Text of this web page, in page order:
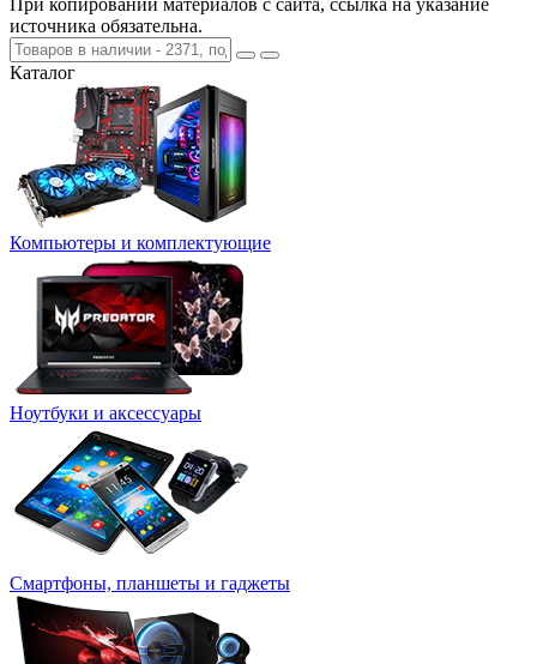
При копировании материалов с сайта, ссылка на указание
источника обязательна.
Каталог
Компьютеры и комплектующие
Ноутбуки и аксессуары
Смартфоны, планшеты и гаджеты